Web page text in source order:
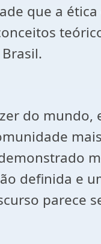
que a
do mundo,
definida e
parece